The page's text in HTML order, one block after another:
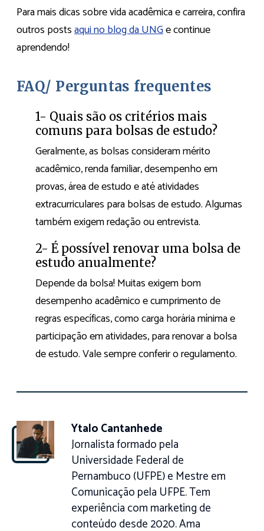
Para mais dicas sobre vida acadêmica e carreira, confira
outros postsaqui no blog da UNGe continue
aprendendo!
FAQ/ Perguntas frequentes
1- Quais são os critérios mais
comuns para bolsas de estudo?
Geralmente, as bolsas consideram mérito
acadêmico, renda familiar, desempenho em
provas, área de estudo e até atividades
extracurriculares para bolsas de estudo. Algumas
também exigem redação ou entrevista.
2- É possível renovar uma bolsa de
estudo anualmente?
Depende da bolsa! Muitas exigem bom
desempenho acadêmico e cumprimento de
regras específicas, como carga horária mínima e
participação em atividades, para renovar a bolsa
de estudo. Vale sempre conferir o regulamento.
Ytalo Cantanhede
Jornalista formado pela
Universidade Federal de
Pernambuco (UFPE) e Mestre em
Comunicação pela UFPE. Tem
experiência com marketing de
conteúdo desde 2020. Ama